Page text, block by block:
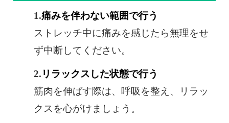
痛みを伴わない範囲で行う
ストレッチ中に痛みを感じたら無理をせ
ず中断してください。
リラックスした状態で行う
筋肉を伸ばす際は、呼吸を整え、リラッ
クスを心がけましょう。